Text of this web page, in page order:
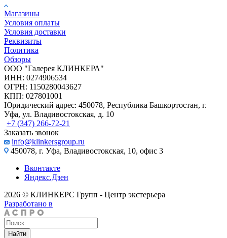
Магазины
Условия оплаты
Условия доставки
Реквизиты
Политика
Обзоры
ООО "Галерея КЛИНКЕРА"
ИНН: 0274906534
ОГРН: 1150280043627
КПП: 027801001
Юридический адрес: 450078, Республика Башкортостан, г.
Уфа, ул. Владивостокская, д. 10
+7 (347) 266-72-21
Заказать звонок
info@klinkersgroup.ru
450078, г. Уфа, Владивостокская, 10, офис 3
Вконтакте
Яндекс.Дзен
2026 © КЛИНКЕРС Групп - Центр экстерьера
Разработано в
Найти